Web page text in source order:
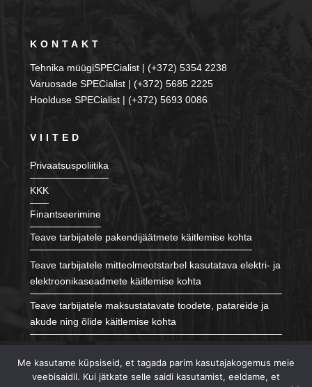
KONTAKT
Tehnika müügiSPECialist | (+372) 5354 2238
Varuosade SPECialist | (+372) 5685 2225
Hoolduse SPECialist | (+372) 5693 0086
VIITED
Privaatsuspoliitika
KKK
Finantseerimine
Teave tarbijatele pakendijäätmete käitlemise kohta
Teave tarbijatele mitteolmeotstarbel kasutatava elektri- ja
elektroonikaseadmete käitlemise kohta
Teave tarbijatele maksustatavate toodete, patareide ja
akude ning õlide käitlemise kohta
JÄLGI MEID
Me kasutame küpsiseid, et tagada parim kasutajakogemus meie
veebisaidil. Kui jätkate selle saidi kasutamist, eeldame, et